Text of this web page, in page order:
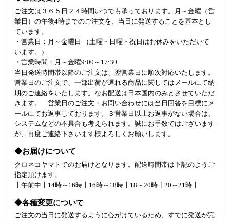
ご注文は３６５日２４時間いつでも承っております。月～金曜（営
業日）の午後4時までのご注文を、当日に発送することを基本とし
ています。
・営業日：月～金曜日 （土曜・日曜・祝日はお休みをいただいて
います。）
・営業時間：月～金曜9:00～17:30
当日発送時間帯以降のご注文は、翌営業日に順次対応いたします。
営業日のご注文で、一部出荷が遅れる商品に関してはメールにて納
期のご連絡をいたします。なお配送は日本国内のみとさせていただ
きます。 営業日のご注文・お問い合わせには当日回答を目標にメ
ールにてお返事しております。３営業日以上お返事がない場合は、
システムなどの不具合も考えられます。誠にお手数ではございます
が、再度ご連絡下さいます様よろしくお願いします。
◆お届けについて
クロネコヤマトでのお届けとなります。配送時間帯は下記のようご
指定頂けます。
┃午前中┃14時～16時┃16時～18時┃18～20時┃20～21時┃
◆各種変更について
ご注文の当日に発送するように心がけているため、すでに発送が完